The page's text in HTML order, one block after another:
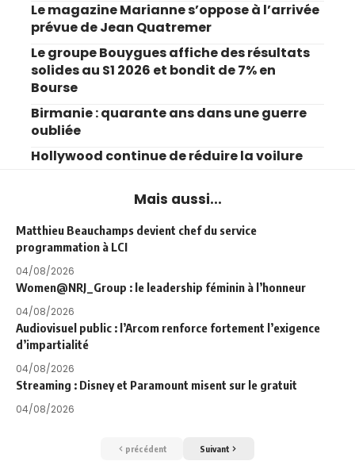
Le magazine Marianne s’oppose à l’arrivée
prévue de Jean Quatremer
Le groupe Bouygues affiche des résultats
solides au S1 2026 et bondit de 7% en
Bourse
Birmanie : quarante ans dans une guerre
oubliée
Hollywood continue de réduire la voilure
Mais aussi...
Matthieu Beauchamps devient chef du service
programmation à LCI
04/08/2026
Women@NRJ_Group : le leadership féminin à l’honneur
04/08/2026
Audiovisuel public : l’Arcom renforce fortement l’exigence
d’impartialité
04/08/2026
Streaming : Disney et Paramount misent sur le gratuit
04/08/2026
précédent Suivant